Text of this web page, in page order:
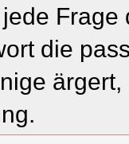
die